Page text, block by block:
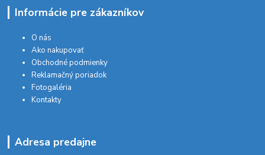
Informácie pre zákazníkov
O nás
Ako nakupovať
Obchodné podmienky
Reklamačný poriadok
Fotogaléria
Kontakty
Adresa predajne